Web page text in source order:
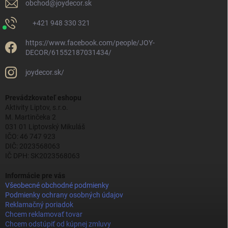
obchod@joydecor.sk
+421 948 330 321
https://www.facebook.com/people/JOY-
DECOR/61552187031434/
joydecor.sk/
Prevádzkovateľ eshopu
Aktivity Liptov, s.r.o.
M. Martinčeka 2
031 01 Liptovský Mikuláš
IČO: 46 747 923
DIČ: 2023568063
IČ DPH: SK2023568063
Informácie pre vás
Všeobecné obchodné podmienky
Podmienky ochrany osobných údajov
Reklamačný poriadok
Chcem reklamovať tovar
Chcem odstúpiť od kúpnej zmluvy